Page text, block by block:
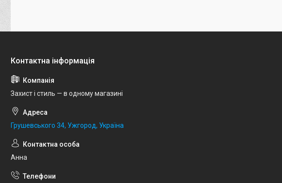
Захист і стиль — в одному магазині
Грушевського 34, Ужгород, Україна
Анна